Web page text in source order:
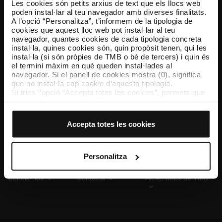
Les cookies són petits arxius de text que els llocs web
poden instal·lar al teu navegador amb diverses finalitats.
A l’opció “Personalitza”, t’informem de la tipologia de
cookies que aquest lloc web pot instal·lar al teu
navegador, quantes cookies de cada tipologia concreta
instal·la, quines cookies són, quin propòsit tenen, qui les
instal·la (si són pròpies de TMB o bé de tercers) i quin és
el termini màxim en què queden instal·lades al
navegador. Si el panell de cookies mostra (0), significa
que no instal·la cap cookie d’aquesta tipologia.
Si tries l’opció “Accepta totes les cookies”, permets que
El selector que es troba a la dreta de cada tipologia de
cookies d’aquella classe.
Un cop hagis marcat les teves preferències, has de fer
clic sobre “Selecciona i configura”. Així, s’instal·laran
només les cookies de la tipologia que hagis seleccionat
personalització, perquè permeten recordar les teves
opcions de navegació (com ara l’idioma) i milloren la teva
Accepta totes les cookies
Personalitza
TMB App
Descarrega’t TMB App i compra els teus bitllets
App Store Google Play
Coneix-nos Contacta Altres webs de TMB